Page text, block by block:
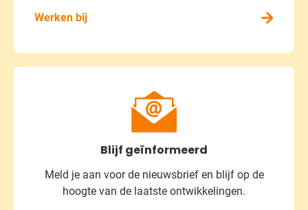
Werken bij
Blijf geïnformeerd
Meld je aan voor de nieuwsbrief en blijf op de
hoogte van de laatste ontwikkelingen.